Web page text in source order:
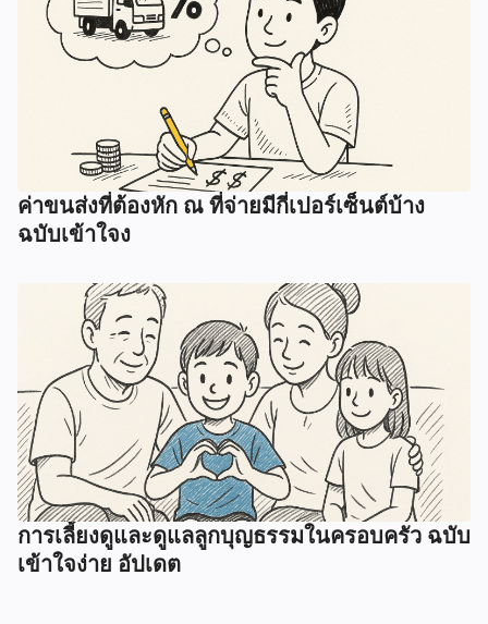
ค่าขนส่งที่ต้องหัก ณ ที่จ่ายมีกี่เปอร์เซ็นต์บ้าง
ฉบับเข้าใจง
การเลี้ยงดูและดูแลลูกบุญธรรมในครอบครัว ฉบับ
เข้าใจง่าย อัปเดต